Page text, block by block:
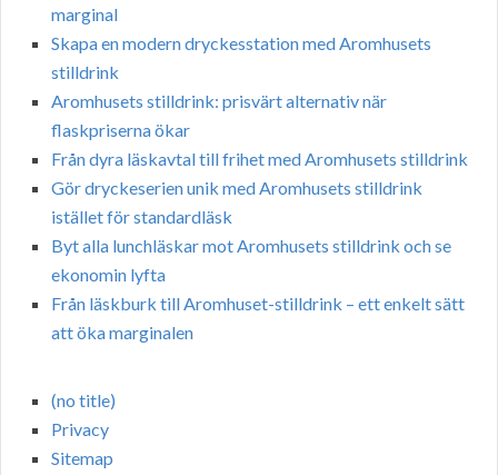
marginal
Skapa en modern dryckesstation med Aromhusets
stilldrink
Aromhusets stilldrink: prisvärt alternativ när
flaskpriserna ökar
Från dyra läskavtal till frihet med Aromhusets stilldrink
Gör dryckeserien unik med Aromhusets stilldrink
istället för standardläsk
Byt alla lunchläskar mot Aromhusets stilldrink och se
ekonomin lyfta
Från läskburk till Aromhuset-stilldrink – ett enkelt sätt
att öka marginalen
(no title)
Privacy
Sitemap